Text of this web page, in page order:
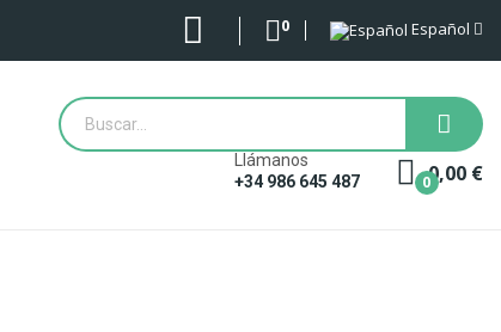
0 Español
Llámanos
+34 986 645 487
0,00 €
0